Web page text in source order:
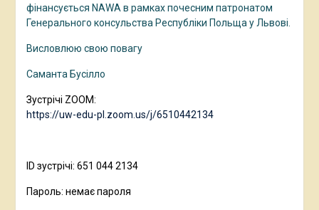
фінансується NAWA в рамках почесним патронатом
Генерального консульства Республіки Польща у Львові.
Висловлюю свою повагу
Саманта Бусілло
Зустрічі ZOOM:
https://uw-edu-pl.zoom.us/j/6510442134
ID зустрічі: 651 044 2134
Пароль: немає пароля